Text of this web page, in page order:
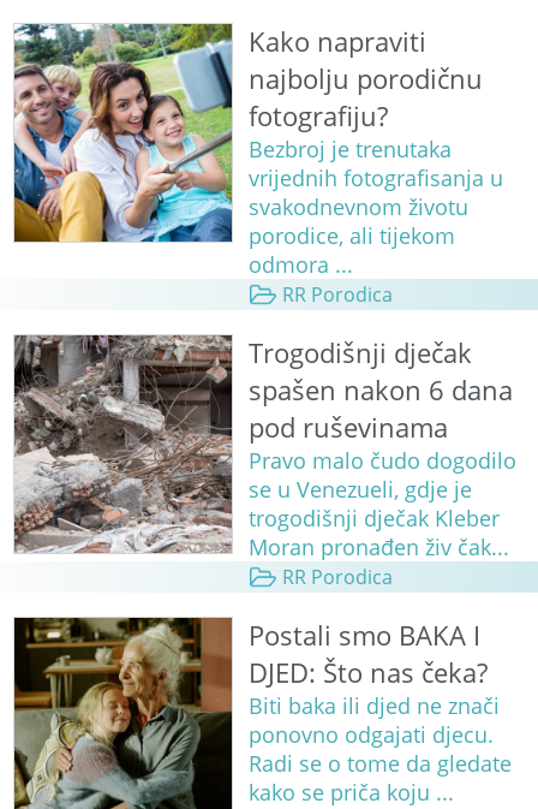
Kako napraviti
najbolju porodičnu
fotografiju?
Bezbroj je trenutaka
vrijednih fotografisanja u
svakodnevnom životu
porodice, ali tijekom
odmora ...
RR Porodica
Trogodišnji dječak
spašen nakon 6 dana
pod ruševinama
Pravo malo čudo dogodilo
se u Venezueli, gdje je
trogodišnji dječak Kleber
Moran pronađen živ čak...
RR Porodica
Postali smo BAKA I
DJED: Što nas čeka?
Biti baka ili djed ne znači
ponovno odgajati djecu.
Radi se o tome da gledate
kako se priča koju ...